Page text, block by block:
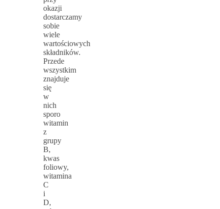
okazji
dostarczamy
sobie
wiele
wartościowych
składników.
Przede
wszystkim
znajduje
się
w
nich
sporo
witamin
z
grupy
B,
kwas
foliowy,
witamina
C
i
D,